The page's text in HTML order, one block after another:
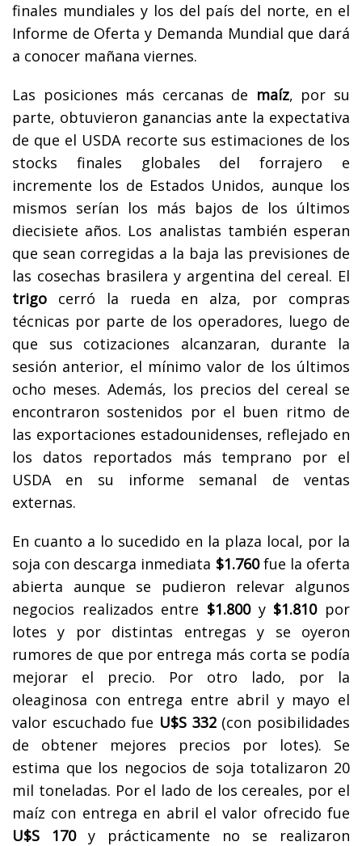
finales mundiales y los del país del norte, en el
Informe de Oferta y Demanda Mundial que dará
a conocer mañana viernes.
Las posiciones más cercanas de maíz, por su
parte, obtuvieron ganancias ante la expectativa
de que el USDA recorte sus estimaciones de los
stocks finales globales del forrajero e
incremente los de Estados Unidos, aunque los
mismos serían los más bajos de los últimos
diecisiete años. Los analistas también esperan
que sean corregidas a la baja las previsiones de
las cosechas brasilera y argentina del cereal. El
trigo cerró la rueda en alza, por compras
técnicas por parte de los operadores, luego de
que sus cotizaciones alcanzaran, durante la
sesión anterior, el mínimo valor de los últimos
ocho meses. Además, los precios del cereal se
encontraron sostenidos por el buen ritmo de
las exportaciones estadounidenses, reflejado en
los datos reportados más temprano por el
USDA en su informe semanal de ventas
externas.
En cuanto a lo sucedido en la plaza local, por la
soja con descarga inmediata $1.760fue la oferta
abierta aunque se pudieron relevar algunos
negocios realizados entre $1.800y $1.810por
lotes y por distintas entregas y se oyeron
rumores de que por entrega más corta se podía
mejorar el precio. Por otro lado, por la
oleaginosa con entrega entre abril y mayo el
valor escuchado fue U$S 332 (con posibilidades
de obtener mejores precios por lotes). Se
estima que los negocios de soja totalizaron 20
mil toneladas. Por el lado de los cereales, por el
maíz con entrega en abril el valor ofrecido fue
U$S 170y prácticamente no se realizaron